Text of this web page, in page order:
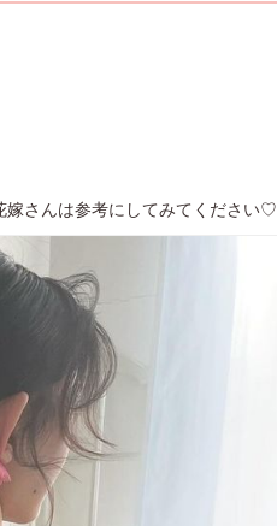
嫁さんは参考にしてみてください♡